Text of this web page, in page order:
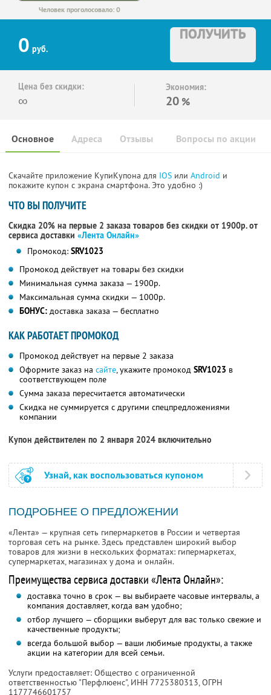
Человек проголосовало: 0
0 руб.
ПОЛУЧИТЬ
Цена без скидки:
∞
Экономия:
20 %
Основное Отзывы Вопросы по акции
Адреса
Скачайте приложение КупиКупона для IOS или Android и
покажите купон с экрана смартфона. Это удобно :)
ЧТО ВЫ ПОЛУЧИТЕ
Скидка 20% на первые 2 заказа товаров без скидки от 1900р. от
сервиса доставки «Лента Онлайн»
Промокод: SRV1023
Промокод действует на товары без скидки
Минимальная сумма заказа — 1900р.
Максимальная сумма скидки — 1000р.
БОНУС: доставка заказа — бесплатно
КАК РАБОТАЕТ ПРОМОКОД
Промокод действует на первые 2 заказа
Оформите заказ на сайте, укажите промокод SRV1023 в
соответствующем поле
Сумма заказа пересчитается автоматически
Скидка не суммируется с другими спецпредложениями
компании
Купон действителен по 2 января 2024 включительно
Узнай, как воспользоваться купоном
ПОДРОБНЕЕ О ПРЕДЛОЖЕНИИ
«Лента» — крупная сеть гипермаркетов в России и четвертая
торговая сеть на рынке. Здесь представлен широкий выбор
товаров для жизни в нескольких форматах: гипермаркетах,
супермаркетах, магазинах у дома и онлайн.
Преимущества сервиса доставки «Лента Онлайн»:
доставка точно в срок — вы выбираете часовые интервалы, а
компания доставляет, когда вам удобно;
отбор лучшего — сборщики выберут для вас только свежие и
качественные продукты;
всегда большой выбор — ваши любимые продукты, а также
акции на категории для всей семьи.
Услуги предоставляет: Общество с ограниченной
ответственностью "Перфлюенс", ИНН 7725380313, ОГРН
1177746601757